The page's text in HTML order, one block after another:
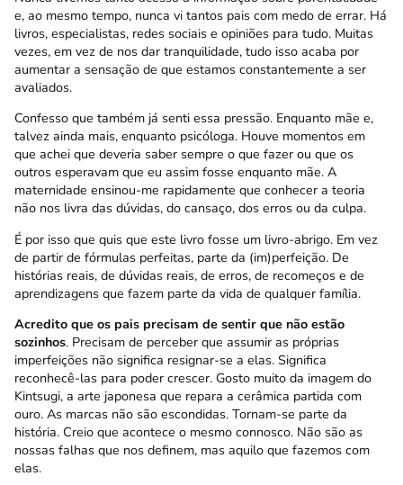
e, ao mesmo tempo, nunca vi tantos pais com medo de errar. Há
livros, especialistas, redes sociais e opiniões para tudo. Muitas
vezes, em vez de nos dar tranquilidade, tudo isso acaba por
aumentar a sensação de que estamos constantemente a ser
avaliados.
Confesso que também já senti essa pressão. Enquanto mãe e,
talvez ainda mais, enquanto psicóloga. Houve momentos em
que achei que deveria saber sempre o que fazer ou que os
outros esperavam que eu assim fosse enquanto mãe. A
maternidade ensinou-me rapidamente que conhecer a teoria
não nos livra das dúvidas, do cansaço, dos erros ou da culpa.
É por isso que quis que este livro fosse um livro-abrigo. Em vez
de partir de fórmulas perfeitas, parte da (im)perfeição. De
histórias reais, de dúvidas reais, de erros, de recomeços e de
aprendizagens que fazem parte da vida de qualquer família.
Acredito que os pais precisam de sentir que não estão
sozinhos. Precisam de perceber que assumir as próprias
imperfeições não significa resignar-se a elas. Significa
reconhecê-las para poder crescer. Gosto muito da imagem do
Kintsugi, a arte japonesa que repara a cerâmica partida com
ouro. As marcas não são escondidas. Tornam-se parte da
história. Creio que acontece o mesmo connosco. Não são as
nossas falhas que nos definem, mas aquilo que fazemos com
elas.